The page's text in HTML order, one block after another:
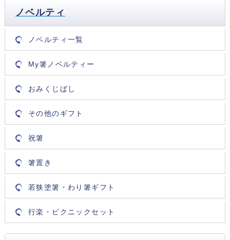
ノベルティ
ノベルティ一覧
My箸ノベルティー
おみくじばし
その他のギフト
祝箸
箸置き
若狭塗箸・わり箸ギフト
行楽・ピクニックセット